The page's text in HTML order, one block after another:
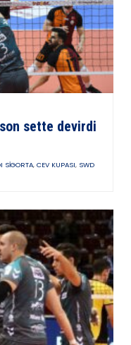
sette devirdi
SIGORTA, CEV KUPASI, SWD